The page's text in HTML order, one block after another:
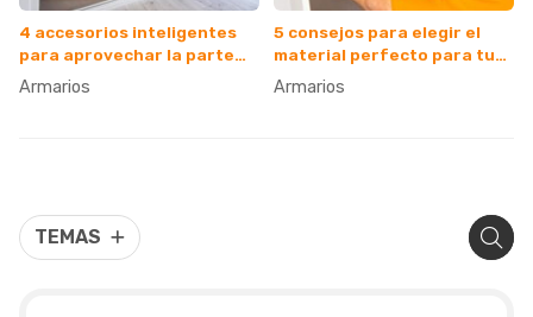
TEMAS
4 accesorios inteligentes
para aprovechar la parte
más alta del armario
Armarios
5 consejos para elegir el
material perfecto para tu
armario de madera
Armarios